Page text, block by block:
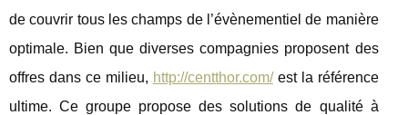
de couvrir tous les champs de l’évènementiel de manière
optimale. Bien que diverses compagnies proposent des
offres dans ce milieu, http://centthor.com/est la référence
ultime. Ce groupe propose des solutions de qualité à